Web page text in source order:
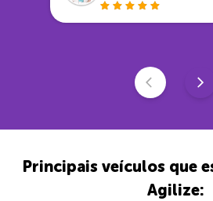
Principais veículos que
Agilize: